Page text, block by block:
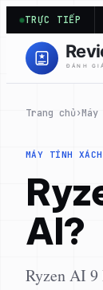
Chuyển
đến
phần
TRỰC TIẾP
NPU Intel:
Trang chủ›
MÁY TÍNH
AI?
Ryzen AI 9